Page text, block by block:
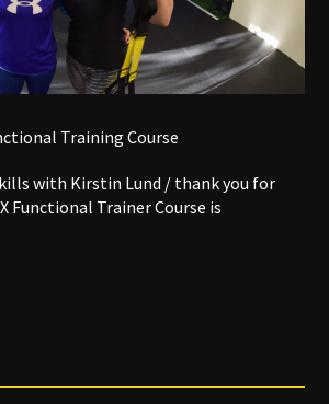
Training Course
with Kirstin Lund / thank you for
Functional Trainer Course is